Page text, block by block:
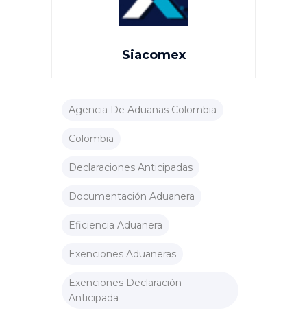
Siacomex
Agencia De Aduanas Colombia
Colombia
Declaraciones Anticipadas
Documentación Aduanera
Eficiencia Aduanera
Exenciones Aduaneras
Exenciones Declaración
Anticipada